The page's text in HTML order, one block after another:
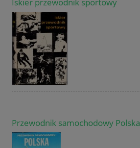
Iskier przewodnik sportowy
Przewodnik samochodowy Polska